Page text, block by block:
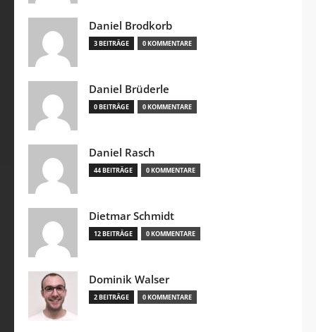
Daniel Brodkorb
3 BEITRÄGE 0 KOMMENTARE
Daniel Brüderle
0 BEITRÄGE 0 KOMMENTARE
Daniel Rasch
44 BEITRÄGE 0 KOMMENTARE
Dietmar Schmidt
12 BEITRÄGE 0 KOMMENTARE
Dominik Walser
2 BEITRÄGE 0 KOMMENTARE